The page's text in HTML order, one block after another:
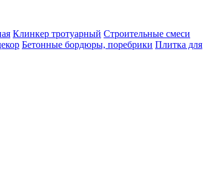
Клинкер тротуарный Строительные смеси
Бетонные бордюры, поребрики Плитка для